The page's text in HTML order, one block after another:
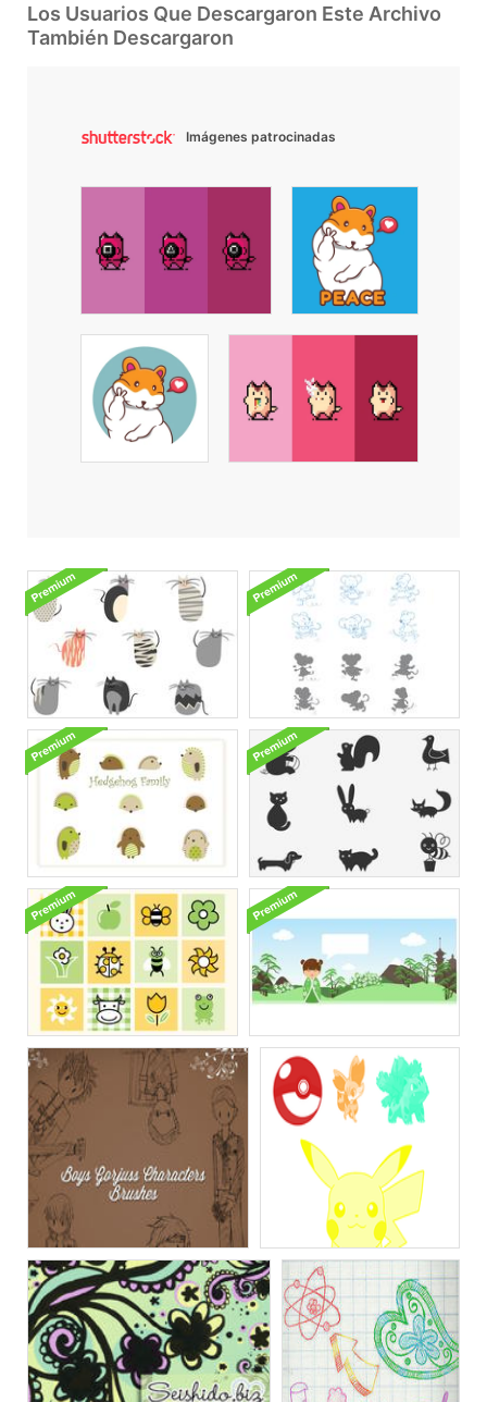
Los Usuarios Que Descargaron Este Archivo
También Descargaron
Imágenes patrocinadas